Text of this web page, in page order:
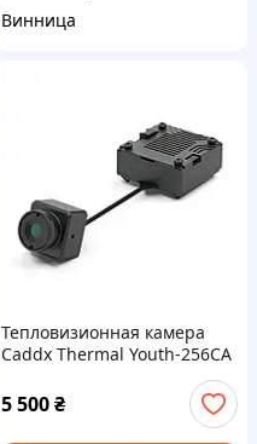
Винница
Тепловизионная камера
Caddx Thermal Youth-256CA
компактная с длинным
шлейфом (НОВА)
5 500₴